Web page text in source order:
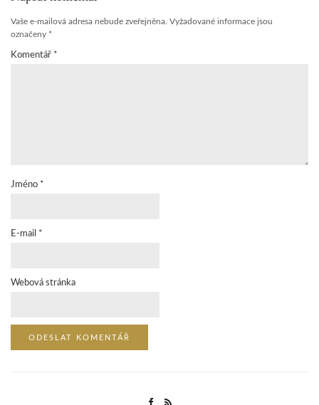
Vaše e-mailová adresa nebude zveřejněna. Vyžadované informace jsou
označeny *
Komentář *
Jméno *
E-mail *
Webová stránka